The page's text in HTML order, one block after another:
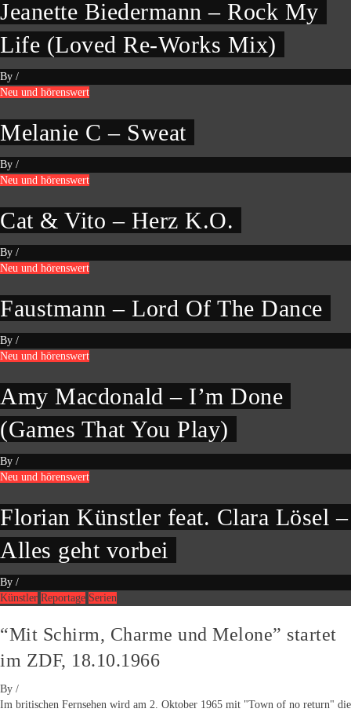
Jeanette Biedermann – Rock My
Life (Loved Re-Works Mix)
By /
Neu und hörenswert
Melanie C – Sweat
By /
Neu und hörenswert
Cat & Vito – Herz K.O.
By /
Neu und hörenswert
Faustmann – Lord Of The Dance
By /
Neu und hörenswert
Amy Macdonald – I’m Done
(Games That You Play)
By /
Neu und hörenswert
Florian Künstler feat. Clara Lösel –
Alles geht vorbei
By /
Künstler Reportage Serien
“Mit Schirm, Charme und Melone” startet
im ZDF, 18.10.1966
By /
Im britischen Fernsehen wird am 2. Oktober 1965 mit "Town of no return" die